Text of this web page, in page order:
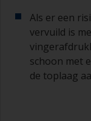
Als er een
vervuild is
schoon met
de toplaag